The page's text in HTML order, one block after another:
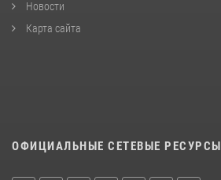
Новости
Карта сайта
ОФИЦИАЛЬНЫЕ СЕТЕВЫЕ РЕСУРСЫ